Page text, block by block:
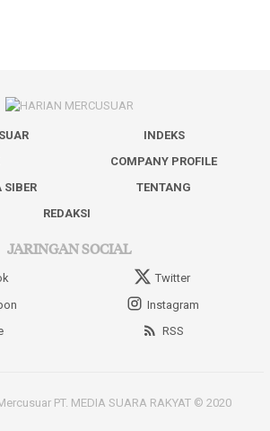
INDEKS
COMPANY PROFILE
SIBER
TENTANG
REDAKSI
JARINGAN SOCIAL
Twitter
Instagram
RSS
PT. MEDIA SUARA RAKYAT © 2020